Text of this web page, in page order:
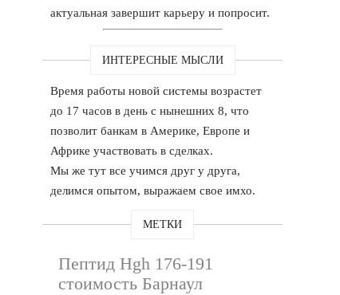
актуальная завершит карьеру и попросит.
ИНТЕРЕСНЫЕ МЫСЛИ
Время работы новой системы возрастет
до 17 часов в день с нынешних 8, что
позволит банкам в Америке, Европе и
Африке участвовать в сделках.
Мы же тут все учимся друг у друга,
делимся опытом, выражаем свое имхо.
МЕТКИ
Пептид Hgh 176-191
стоимость Барнаул